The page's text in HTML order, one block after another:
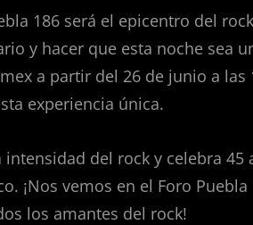
186 será el epicentro del
y hacer que esta noche sea
a partir del 26 de junio a las
experiencia única.
del rock y celebra
¡Nos vemos en el Foro
los amantes del rock!